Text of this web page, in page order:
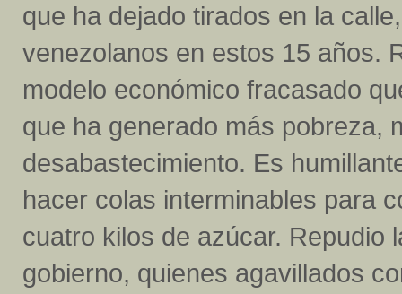
que ha dejado tirados en la
venezolanos en estos 15 años.
modelo económico fracasado
que ha generado más pobreza,
desabastecimiento. Es
hacer colas interminables para
cuatro kilos de azúcar. Repudio
gobierno, quienes agavillados